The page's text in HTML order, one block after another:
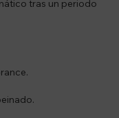
tras un periodo